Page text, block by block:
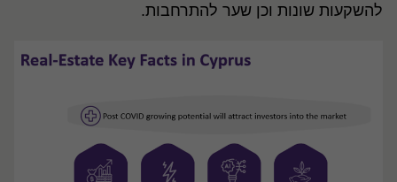
להשקעות שונות וכן שער להתרחבות.